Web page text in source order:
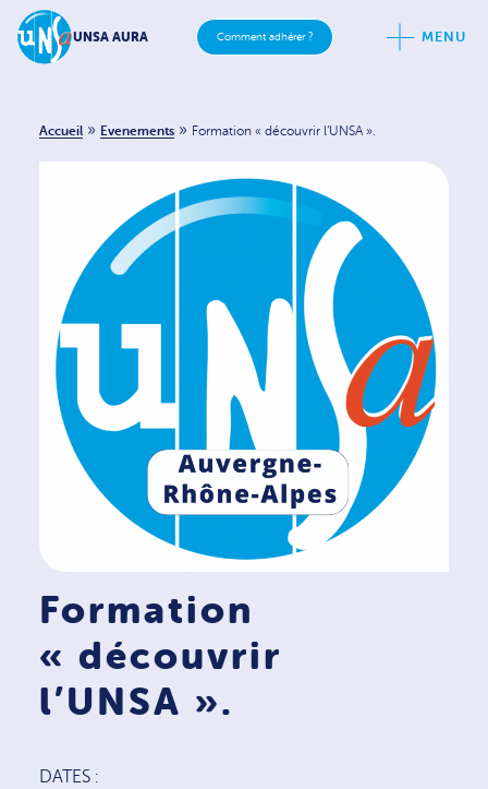
UNSA AURA MENU
Comment adhérer ?
Accueil » Evenements » Formation « découvrir l’UNSA ».
Formation
« découvrir
l’UNSA ».
DATES :